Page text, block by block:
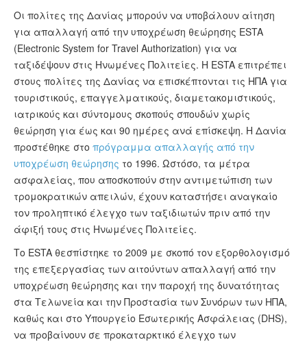
Οι πολίτες της Δανίας μπορούν να υποβάλουν αίτηση
για απαλλαγή από την υποχρέωση θεώρησης ESTA
(Electronic System for Travel Authorization) για να
ταξιδέψουν στις Ηνωμένες Πολιτείες. Η ESTA επιτρέπει
στους πολίτες της Δανίας να επισκέπτονται τις ΗΠΑ για
τουριστικούς, επαγγελματικούς, διαμετακομιστικούς,
ιατρικούς και σύντομους σκοπούς σπουδών χωρίς
θεώρηση για έως και 90 ημέρες ανά επίσκεψη. Η Δανία
προστέθηκε στο πρόγραμμα απαλλαγής από την
υποχρέωση θεώρησης το 1996. Ωστόσο, τα μέτρα
ασφαλείας, που αποσκοπούν στην αντιμετώπιση των
τρομοκρατικών απειλών, έχουν καταστήσει αναγκαίο
τον προληπτικό έλεγχο των ταξιδιωτών πριν από την
άφιξή τους στις Ηνωμένες Πολιτείες.
Το ESTA θεσπίστηκε το 2009 με σκοπό τον εξορθολογισμό
της επεξεργασίας των αιτούντων απαλλαγή από την
υποχρέωση θεώρησης και την παροχή της δυνατότητας
στα Τελωνεία και την Προστασία των Συνόρων των ΗΠΑ,
καθώς και στο Υπουργείο Εσωτερικής Ασφάλειας (DHS),
να προβαίνουν σε προκαταρκτικό έλεγχο των